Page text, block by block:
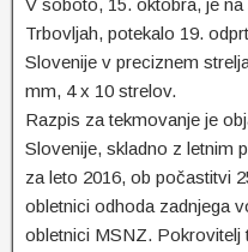
V soboto, 15. oktobra, je
Trbovljah, potekalo 19.
Slovenije v preciznem
mm, 4 x 10 strelov.
Razpis za tekmovanje je
Slovenije, skladno z letnim
za leto 2016, ob počastitvi
obletnici odhoda zadnjega
obletnici MSNZ. Pokrovitelj